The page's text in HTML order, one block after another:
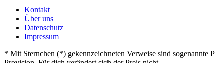
Kontakt
Über uns
Datenschutz
Impressum
* Mit Sternchen (*) gekennzeichneten Verweise sind